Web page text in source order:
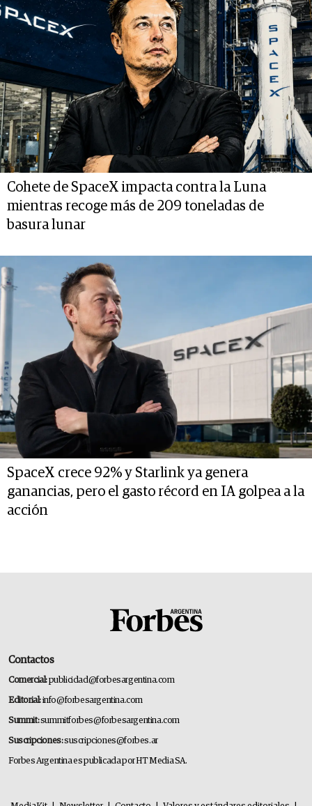
Cohete de SpaceX impacta contra la Luna
mientras recoge más de 209 toneladas de
basura lunar
SpaceX crece 92% y Starlink ya genera
ganancias, pero el gasto récord en IA golpea a la
acción
Contactos
Comercial:publicidad@forbesargentina.com
Editorial:info@forbesargentina.com
Summit:summitforbes@forbesargentina.com
Suscripciones:suscripciones@forbes.ar
Forbes Argentina es publicada por HT Media SA.